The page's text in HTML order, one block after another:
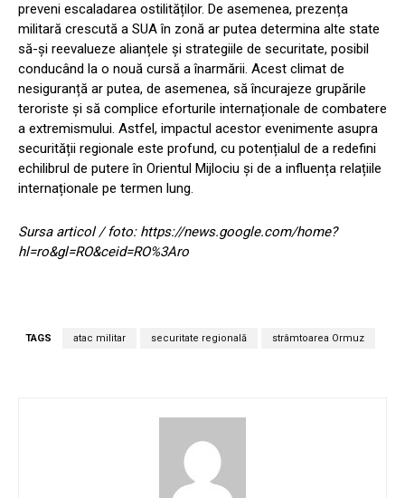
preveni escaladarea ostilităților. De asemenea, prezența
militară crescută a SUA în zonă ar putea determina alte state
să-și reevalueze alianțele și strategiile de securitate, posibil
conducând la o nouă cursă a înarmării. Acest climat de
nesiguranță ar putea, de asemenea, să încurajeze grupările
teroriste și să complice eforturile internaționale de combatere
a extremismului. Astfel, impactul acestor evenimente asupra
securității regionale este profund, cu potențialul de a redefini
echilibrul de putere în Orientul Mijlociu și de a influența relațiile
internaționale pe termen lung.
Sursa articol / foto: https://news.google.com/home?
hl=ro&gl=RO&ceid=RO%3Aro
TAGS atac militar securitate regională strâmtoarea Ormuz